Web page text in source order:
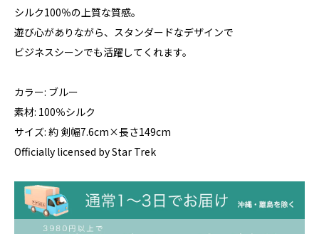
シルク100％の上質な質感。
遊び心がありながら、スタンダードなデザインで
ビジネスシーンでも活躍してくれます。
カラー: ブルー
素材: 100％シルク
サイズ: 約 剣幅7.6cm×長さ149cm
Officially licensed by Star Trek